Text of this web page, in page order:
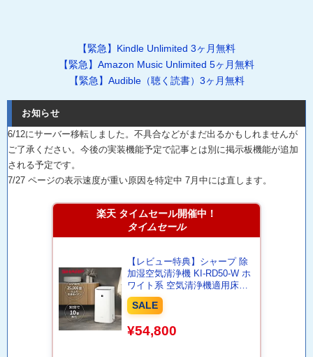
【緊急】Kindle Unlimited 3ヶ月無料
【緊急】Amazon Music Unlimited 5ヶ月無料
【緊急】Audible（聴く読書）3ヶ月無料
お知らせ
6/12にサーバー移転しました。不具合などがまだ出るかもしれませんが
ご了承ください。今後の実装機能予定で記事とは別に掲示板機能が追加
される予定です。
7/27 ページの表示速度が重い原因を特定中 7月中には直します。
楽天 タイムセール開催中！
タイムセール
【レビュー特典】シャープ 除
加湿空気清浄機 KI-RD50-W ホ
ワイト系 空気清浄機適用床面
積:〜21畳(目安) 加湿量:約
400mL/h 除湿能力
ズマクラスター25000搭載
SALE
¥54,800